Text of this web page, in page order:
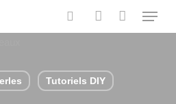
searchaccount
Menu
Tutoriels DIY